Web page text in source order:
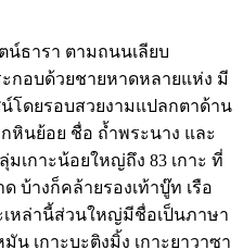
น์ธารา ตามถนนเลียบ
ะกอบด้วยชายหาดหลายแห่ง มี
โดยรอบสวยงามแปลกตาด้าน
หินย้อย ชื่อ ถ้ำพระนาง และ
เกาะน้อยใหญ่ถึง 83 เกาะ ที่
บ้างก็คล้ายรองเท้าบู๊ท เรือ
เหล่านี้ส่วนใหญ่มีชื่อเป็นภาษา
น เกาะบะติงมิ้ง เกาะยาวาซา